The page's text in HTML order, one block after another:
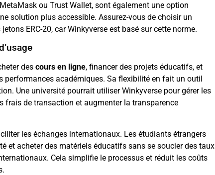
ou Trust Wallet, sont également une option
solution plus accessible. Assurez-vous de choisir un
ERC-20, car Winkyverse est basé sur cette norme.
des cours en ligne, financer des projets éducatifs, et
performances académiques. Sa flexibilité en fait un outil
Une université pourrait utiliser Winkyverse pour gérer les
frais de transaction et augmenter la transparence
les échanges internationaux. Les étudiants étrangers
et acheter des matériels éducatifs sans se soucier des taux
Cela simplifie le processus et réduit les coûts